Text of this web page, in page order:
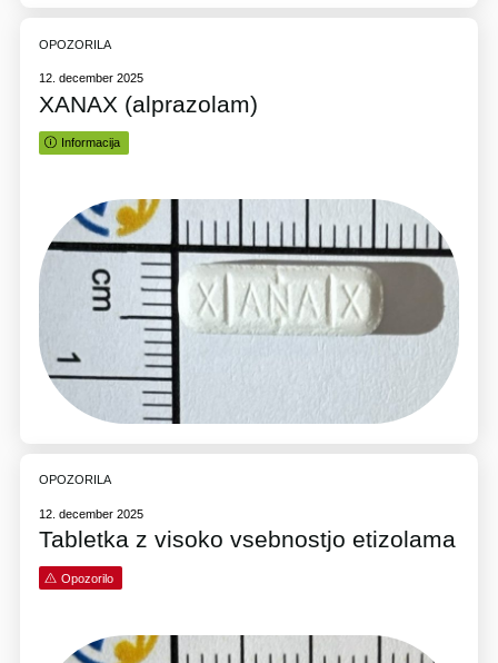
OPOZORILA
12. december 2025
XANAX (alprazolam)
Informacija
OPOZORILA
12. december 2025
Tabletka z visoko vsebnostjo etizolama
Opozorilo